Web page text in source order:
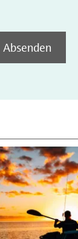
Absenden